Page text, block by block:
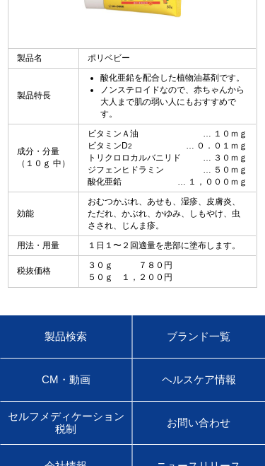
製品名 ポリベビー
製品特長
酸化亜鉛を配合した植物油基剤です。
ノンステロイドなので、赤ちゃんから
大人まで肌の弱い人にもおすすめで
す。
成分・分量
（１０ｇ 中）
ビタミンＡ油
１０ｍｇ
ビタミンD2
０．０１ｍｇ
トリクロロカルバニリド
３０ｍｇ
ジフェンヒドラミン
５０ｍｇ
酸化亜鉛
１，０００ｍｇ
効能
おむつかぶれ、あせも、湿疹、皮膚炎、
ただれ、かぶれ、かゆみ、しもやけ、虫
さされ、じんま疹。
用法・用量
１日１〜２回適量を患部に塗布します。
税抜価格
３０ｇ ７８０円
５０ｇ １，２００円
製品検索 ブランド一覧
CM・動画 ヘルスケア情報
セルフメディケーション
税制
お問い合わせ